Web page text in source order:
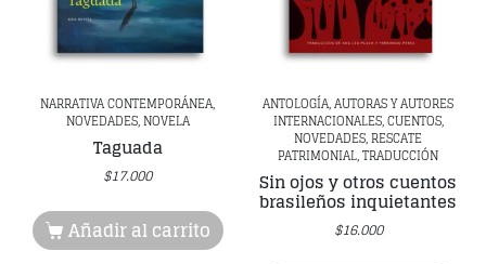
NARRATIVA CONTEMPORÁNEA,
NOVEDADES, NOVELA
Taguada
$17.000
Añadir al carrito
ANTOLOGÍA, AUTORAS Y AUTORES
INTERNACIONALES, CUENTOS,
NOVEDADES, RESCATE
PATRIMONIAL, TRADUCCIÓN
Sin ojos y otros cuentos
brasileños inquietantes
$16.000